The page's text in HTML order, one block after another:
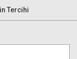
Tercihi